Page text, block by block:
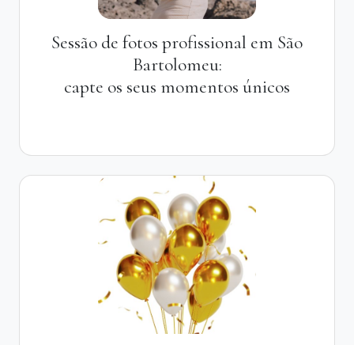
Sessão de fotos profissional em São
Bartolomeu:
capte os seus momentos únicos